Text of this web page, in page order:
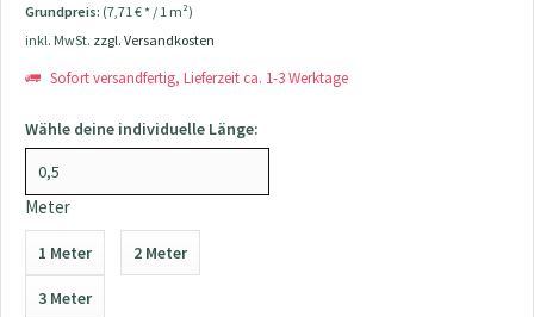
Grundpreis: (7,71 € * / 1 m²)
inkl. MwSt. zzgl. Versandkosten
Sofort versandfertig, Lieferzeit ca. 1-3 Werktage
Wähle deine individuelle Länge:
Meter
1 Meter 2 Meter
3 Meter